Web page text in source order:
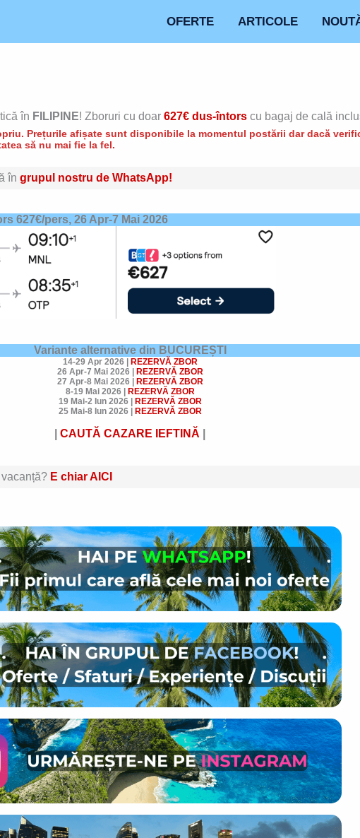
OFERTE ARTICOLE
în FILIPINE! Zboruri cu doar 627€ dus-întors cu bagaj de cală
Prețurile afișate sunt disponibile la momentul postării dar dacă
să nu mai fie la fel.
în grupul nostru de WhatsApp!
627€/pers, 26 Apr-7 Mai 2026
Variante alternative din BUCUREȘTI
14-29 Apr 2026
REZERVĂ ZBOR
26 Apr-7 Mai 2026
REZERVĂ ZBOR
27 Apr-8 Mai 2026
REZERVĂ ZBOR
8-19 Mai 2026
REZERVĂ ZBOR
19 Mai-2 Iun 2026
REZERVĂ ZBOR
25 Mai-8 Iun 2026
REZERVĂ ZBOR
CAUTĂ CAZARE IEFTINĂ
E chiar AICI